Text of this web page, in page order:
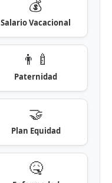
💰
Salario Vacacional
👨‍🍼
Paternidad
🤝
Plan Equidad
🤒